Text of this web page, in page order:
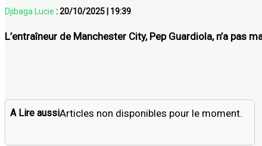
Djibaga Lucie :20/10/2025 19:39
L’entraîneur de Manchester City, Pep Guardiola, n’a pas
A Lire aussiArticles non disponibles pour le moment.